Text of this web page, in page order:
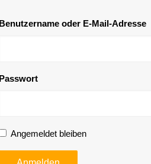
Benutzername oder E-Mail-Adresse
Passwort
Angemeldet bleiben